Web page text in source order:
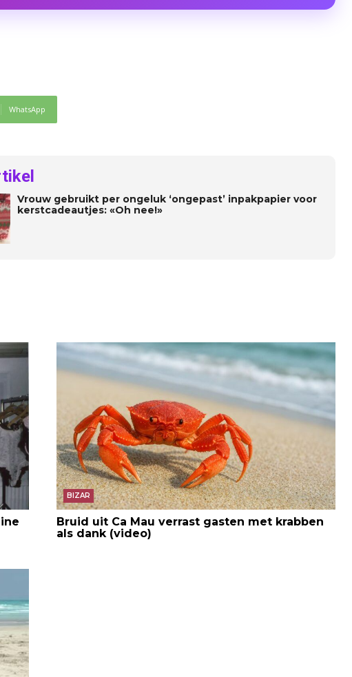
WhatsApp
Vrouw gebruikt per ongeluk ‘ongepast’ inpakpapier voor
kerstcadeautjes: «Oh nee!»
BIZAR
Bruid uit Ca Mau verrast gasten met krabben
als dank (video)